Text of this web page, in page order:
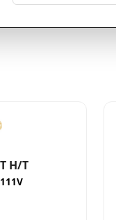
H/T